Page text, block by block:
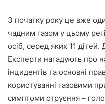
З початку року це вже
чадним газом у цьому
осіб, серед яких 11
Експерти нагадують про
інцидентів та основні
користуванні газовими
симптоми отруєння –